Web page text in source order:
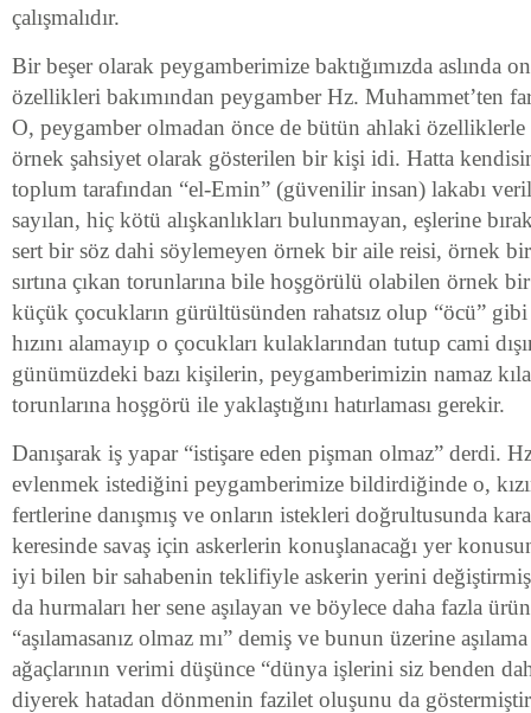
çalışmalıdır.
Bir beşer olarak peygamberimize baktığımızda aslında
özellikleri bakımından peygamber Hz. Muhammet’ten
O, peygamber olmadan önce de bütün ahlaki özelliklerle
örnek şahsiyet olarak gösterilen bir kişi idi. Hatta
toplum tarafından “el-Emin” (güvenilir insan) lakabı
sayılan, hiç kötü alışkanlıkları bulunmayan, eşlerine
sert bir söz dahi söylemeyen örnek bir aile reisi, örnek
sırtına çıkan torunlarına bile hoşgörülü olabilen örnek
küçük çocukların gürültüsünden rahatsız olup “öcü”
hızını alamayıp o çocukları kulaklarından tutup cami
günümüzdeki bazı kişilerin, peygamberimizin namaz
torunlarına hoşgörü ile yaklaştığını hatırlaması gerekir.
Danışarak iş yapar “istişare eden pişman olmaz” derdi.
evlenmek istediğini peygamberimize bildirdiğinde o,
fertlerine danışmış ve onların istekleri doğrultusunda
keresinde savaş için askerlerin konuşlanacağı yer
iyi bilen bir sahabenin teklifiyle askerin yerini
da hurmaları her sene aşılayan ve böylece daha fazla
“aşılamasanız olmaz mı” demiş ve bunun üzerine
ağaçlarının verimi düşünce “dünya işlerini siz benden
diyerek hatadan dönmenin fazilet oluşunu da